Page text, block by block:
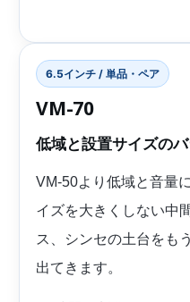
6.5インチ / 単品・ペア
VM-70
低域と設置サイズのバ
VM-50より低域と音量
イズを大きくしない中
ス、シンセの土台をも
出てきます。